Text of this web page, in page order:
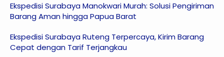
Ekspedisi Surabaya Manokwari Murah: Solusi Pengiriman
Barang Aman hingga Papua Barat
Ekspedisi Surabaya Ruteng Terpercaya, Kirim Barang
Cepat dengan Tarif Terjangkau